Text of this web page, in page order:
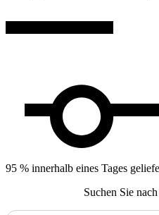
95 % innerhalb eines Tages
Suchen Sie